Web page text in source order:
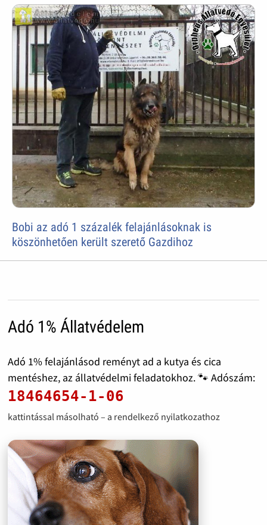
Bobi az adó 1 százalék felajánlásoknak is
köszönhetően került szerető Gazdihoz
Adó 1% Állatvédelem
Adó 1% felajánlásod reményt ad a kutya és cica
mentéshez, az állatvédelmi feladatokhoz. 🐾 Adószám:
18464654-1-06
kattintással másolható – a rendelkező nyilatkozathoz